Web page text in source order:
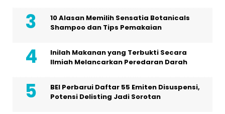
10 Alasan Memilih Sensatia Botanicals
Shampoo dan Tips Pemakaian
Inilah Makanan yang Terbukti Secara
Ilmiah Melancarkan Peredaran Darah
BEI Perbarui Daftar 55 Emiten Disuspensi,
Potensi Delisting Jadi Sorotan